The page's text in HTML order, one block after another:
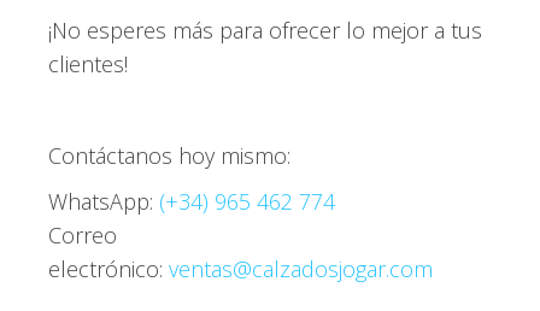
¡No esperes más para ofrecer lo mejor a tus
clientes!
Contáctanos hoy mismo:
WhatsApp: (+34) 965 462 774
Correo
electrónico: ventas@calzadosjogar.com